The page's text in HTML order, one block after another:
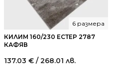
КИЛИМ 160/230 ЕСТЕР 2787
КАФЯВ
6 размера
137.03 € / 268.01 лв.